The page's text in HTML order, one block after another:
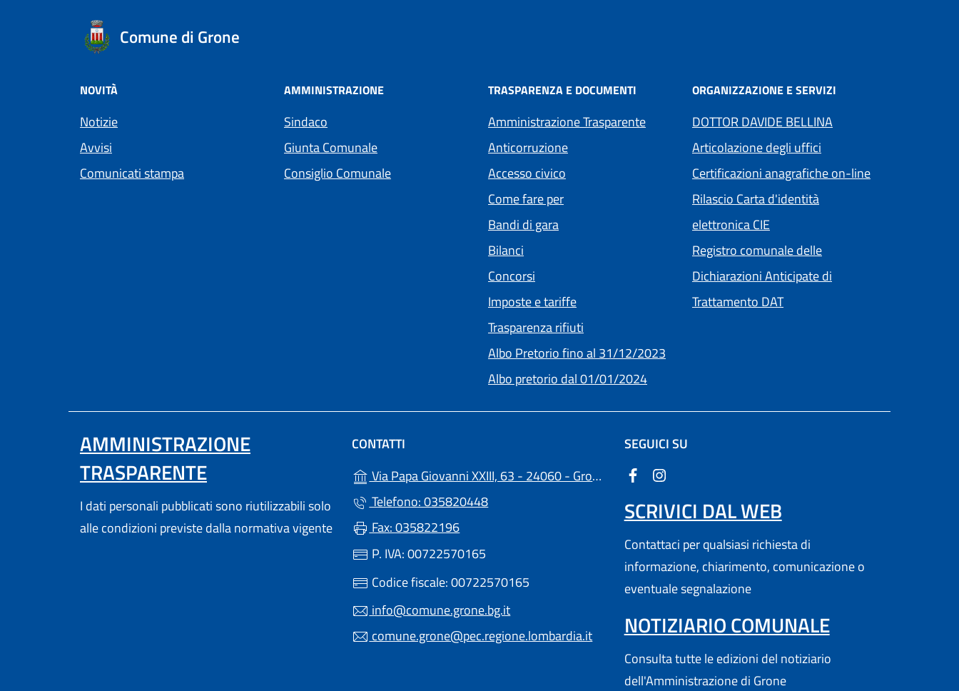
Comune di Grone
NOVITÀ
Notizie
Avvisi
Comunicati stampa
AMMINISTRAZIONE
Sindaco
Giunta Comunale
Consiglio Comunale
TRASPARENZA E DOCUMENTI
Amministrazione Trasparente
Anticorruzione
Accesso civico
Come fare per
Bandi di gara
Bilanci
Concorsi
Imposte e tariffe(apre in un'altra scheda).
Trasparenza rifiuti
Albo Pretorio fino al 31/12/2023
Albo pretorio dal 01/01/2024
ORGANIZZAZIONE E SERVIZI
DOTTOR DAVIDE BELLINA
Articolazione degli uffici
Certificazioni anagrafiche on-line
Rilascio Carta d'identità
elettronica CIE
Registro comunale delle
Dichiarazioni Anticipate di
Trattamento DAT
AMMINISTRAZIONE
TRASPARENTE
I dati personali pubblicati sono riutilizzabili solo
alle condizioni previste dalla normativa vigente
CONTATTI
Via Papa Giovanni XXIII, 63 - 24060 - Grone - (BG)
(apre in un'altra scheda).
Telefono: 035820448
Fax: 035822196
P. IVA: 00722570165
Codice fiscale: 00722570165
info@comune.grone.bg.it
comune.grone@pec.regione.lombardia.it
SEGUICI SU
SCRIVICI DAL WEB
Contattaci per qualsiasi richiesta di
informazione, chiarimento, comunicazione o
eventuale segnalazione
NOTIZIARIO COMUNALE
Consulta tutte le edizioni del notiziario
dell'Amministrazione di Grone